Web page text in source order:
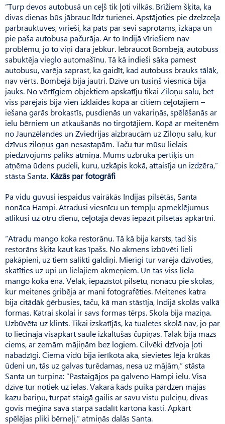
“Turp devos autobusā un ceļš tik ļoti vilkās. Brīžiem šķita, ka
divas dienas būs jābrauc līdz turienei. Apstājoties pie dzelzceļa
pārbrauktuves, vīrieši, kā pats par sevi saprotams, izkāpa un
pie paša autobusa pačurāja. Ar to Indijā vīriešiem nav
problēmu, jo to viņi dara jebkur. Iebraucot Bombejā, autobuss
sabuktēja vieglo automašīnu. Tā kā indieši sāka pamest
autobusu, varēja saprast, ka gaidīt, kad autobuss brauks tālāk,
nav vērts. Bombejā bija jautri. Dzīve un tusiņš viesnīcā bija
jauks. No vērtīgiem objektiem apskatīju tikai Ziloņu salu, bet
viss pārējais bija vien izklaides kopā ar citiem ceļotājiem –
iešana garās brokastīs, pusdienās un vakariņās, spēlēšanās ar
ielu bērniem un atkaušanās no tirgotājiem. Kopā ar meitenēm
no Jaunzēlandes un Zviedrijas aizbraucām uz Ziloņu salu, kur
dzīvus ziloņus gan nesastapām. Taču tur mūsu lielais
piedzīvojums paliks atmiņā. Mums uzbruka pērtiķis un
atņēma ūdens pudeli, kuru, uzkāpis kokā, attaisīja un izdzēra,”
stāsta Santa. Kāzās par fotogrāfi
Pa vidu guvusi iespaidus vairākās Indijas pilsētās, Santa
nonāca Hampi. Atradusi viesnīcu un tempļu apmeklējumus
atlikusi uz otru dienu, ceļotāja devās iepazīt pilsētas apkārtni.
“Atradu mango koka restorānu. Tā kā bija karsts, tad šis
restorāns šķita kaut kas īpašs. No akmens izbūvēti lieli
pakāpieni, uz tiem salikti galdiņi. Mierīgi tur varēja dzīvoties,
skatīties uz upi un lielajiem akmeņiem. Un tas viss liela
mango koka ēnā. Vēlāk, iepazīstot pilsētu, nonācu pie skolas,
kur meitenes gribēja ar mani fotografēties. Meitenes katra
bija citādāk ģērbusies, taču, kā man stāstīja, Indijā skolās valkā
formas. Katrai skolai ir savs formas tērps. Skola bija maziņa.
Uzbūvēta uz klints. Tikai izskatījās, ka tualetes skolā nav, jo par
to liecināja visapkārt saulē izkaltušas čupiņas. Tālāk bija mazs
ciems, ar zemām mājiņām bez logiem. Cilvēki dzīvoja ļoti
nabadzīgi. Ciema vidū bija ierīkota aka, sievietes lēja krūkās
ūdeni un, tās uz galvas turēdamas, nesa uz mājām,” stāsta
Santa un turpina: “Pastaigājos pa galveno Hampi ielu. Visa
dzīve tur notiek uz ielas. Vakarā kāds puika pārdzen mājās
kazu bariņu, turpat staigā gailis ar savu vistu pulciņu, divas
govis mēģina savā starpā sadalīt kartona kasti. Apkārt
spēlējas pliki bērneļi,” atmiņās dalās Santa.